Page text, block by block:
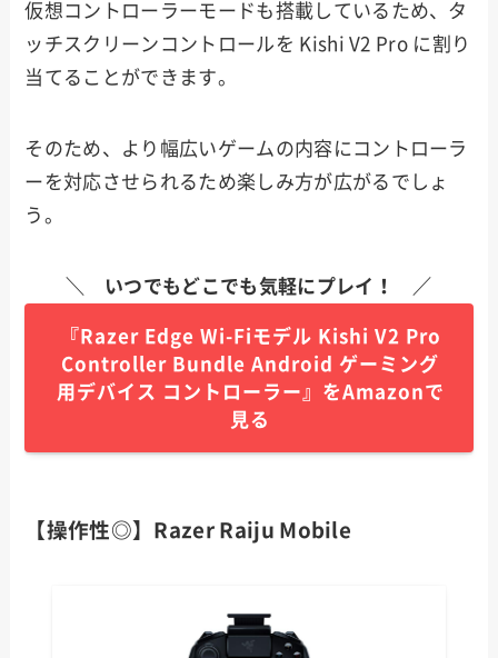
仮想コントローラーモードも搭載しているため、タ
ッチスクリーンコントロールを Kishi V2 Pro に割り
当てることができます。
そのため、より幅広いゲームの内容にコントローラ
ーを対応させられるため楽しみ方が広がるでしょ
う。
＼ いつでもどこでも気軽にプレイ！ ／
『Razer Edge Wi-Fiモデル Kishi V2 Pro
Controller Bundle Android ゲーミング
用デバイス コントローラー』をAmazonで
見る
【操作性◎】Razer Raiju Mobile